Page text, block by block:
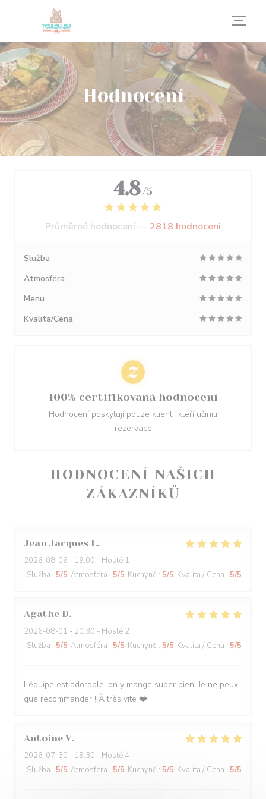
Panel pro správu cookies
Hodnocení
HODNOCENÍ NAŠICH
ZÁKAZNÍKŮ
Jean Jacques L
2026-08-06 - 19:00 - Hosté 1
Služba : 5/5 Atmosféra : 5/5 Kuchyně : 5/5 Kvalita / Cena : 5/5
Agathe D
2026-08-01 - 20:30 - Hosté 2
Služba : 5/5 Atmosféra : 5/5 Kuchyně : 5/5 Kvalita / Cena : 5/5
L’équipe est adorable, on y mange super bien. Je ne peux
que recommander ! À très vite ❤️
Antoine V
2026-07-30 - 19:30 - Hosté 4
Služba : 5/5 Atmosféra : 5/5 Kuchyně : 5/5 Kvalita / Cena : 5/5
4.8 /5
Průměrné hodnocení —2818 hodnoceni
Služba
Atmosféra
Menu
Kvalita/Cena
100% certifikovaná hodnocení
Hodnocení poskytují pouze klienti, kteří učinili
rezervace